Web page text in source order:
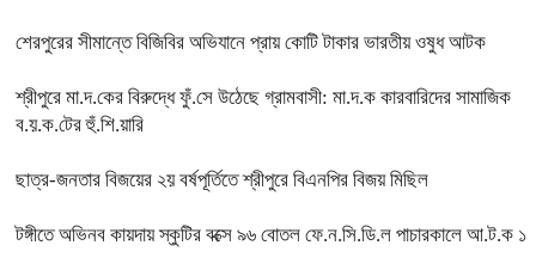
শেরপুরের সীমান্তে বিজিবির অভিযানে প্রায় কোটি টাকার ভারতীয় ওষুধ আটক
শ্রীপুরে মা.দ.কের বিরুদ্ধে ফুঁ.সে উঠেছে গ্রামবাসী: মা.দ.ক কারবারিদের সামাজিক
ব.য়.ক.টের হুঁ.শি.য়ারি
ছাত্র-জনতার বিজয়ের ২য় বর্ষপূর্তিতে শ্রীপুরে বিএনপির বিজয় মিছিল
টঙ্গীতে অভিনব কায়দায় স্কুটির বক্সে ৯৬ বোতল ফে.ন.সি.ডি.ল পাচারকালে আ.ট.ক ১